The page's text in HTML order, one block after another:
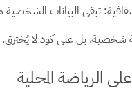
: تبقى البيانات الشخصية
شخصية، بل على كود لا يُخترق.
الرياضة المحلية